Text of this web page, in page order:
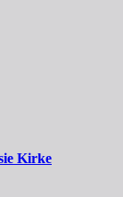
Kirke